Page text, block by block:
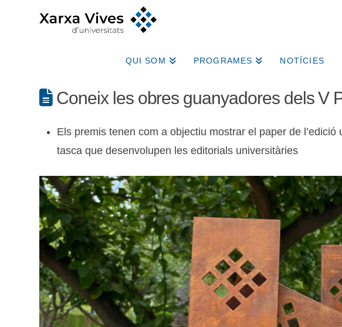
QUI SOM PROGRAMES NOTÍCIES
Coneix les obres guanyadores dels V
Els premis tenen com a objectiu mostrar el paper de
tasca que desenvolupen les editorials universitàries